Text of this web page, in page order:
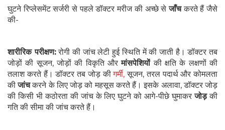
घुटने रिप्लेसमेंट सर्जरी से पहले डॉक्टर मरीज की अच्छे सेजाँचकरते हैं जैसे
की-
शारीरिक परीक्षण:रोगी की जांच लेटी हुई स्थिति में की जाती है। डॉक्टर तब
जोड़ों की सूजन, जोड़ों की विकृति औरमांसपेशियोंकी क्षति के लक्षणों की
तलाश करते हैं। डॉक्टर तब जोड़ कीगर्मी, सूजन, तरल पदार्थ और कोमलता
कीजांचकरने के लिए जोड़ को महसूस करते हैं। इसके अलावा, डॉक्टर जोड़
की किसी भी कठोरता की जांच के लिए घुटने को आगे-पीछे घुमाकरजोड़की
गति की सीमा की जांच करते हैं।